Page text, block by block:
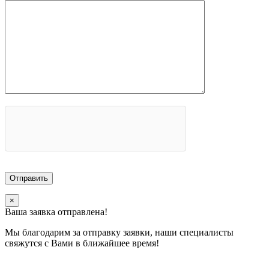
×
Ваша заявка отправлена!
Мы благодарим за отправку заявки, наши специалисты
свяжутся с Вами в ближайшее время!